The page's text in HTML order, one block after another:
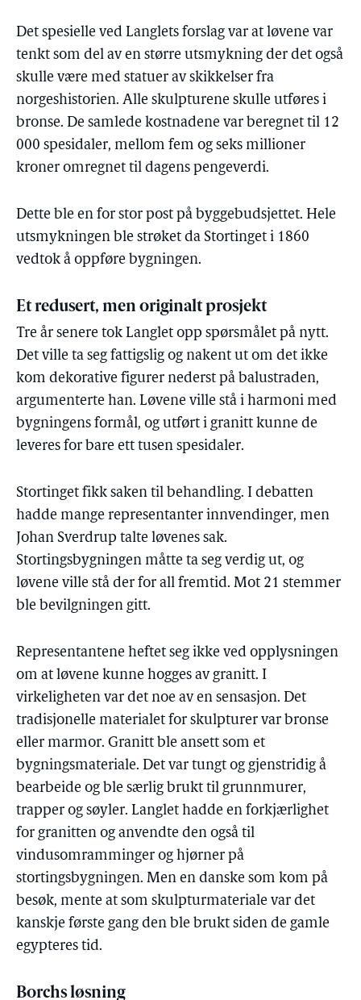
Det spesielle ved Langlets forslag var at løvene var
tenkt som del av en større utsmykning der det også
skulle være med statuer av skikkelser fra
norgeshistorien. Alle skulpturene skulle utføres i
bronse. De samlede kostnadene var beregnet til 12
000 spesidaler, mellom fem og seks millioner
kroner omregnet til dagens pengeverdi.
Dette ble en for stor post på byggebudsjettet. Hele
utsmykningen ble strøket da Stortinget i 1860
vedtok å oppføre bygningen.
Et redusert, men originalt prosjekt
Tre år senere tok Langlet opp spørsmålet på nytt.
Det ville ta seg fattigslig og nakent ut om det ikke
kom dekorative figurer nederst på balustraden,
argumenterte han. Løvene ville stå i harmoni med
bygningens formål, og utført i granitt kunne de
leveres for bare ett tusen spesidaler.
Stortinget fikk saken til behandling. I debatten
hadde mange representanter innvendinger, men
Johan Sverdrup talte løvenes sak.
Stortingsbygningen måtte ta seg verdig ut, og
løvene ville stå der for all fremtid. Mot 21 stemmer
ble bevilgningen gitt.
Representantene heftet seg ikke ved opplysningen
om at løvene kunne hogges av granitt. I
virkeligheten var det noe av en sensasjon. Det
tradisjonelle materialet for skulpturer var bronse
eller marmor. Granitt ble ansett som et
bygningsmateriale. Det var tungt og gjenstridig å
bearbeide og ble særlig brukt til grunnmurer,
trapper og søyler. Langlet hadde en forkjærlighet
for granitten og anvendte den også til
vindusomramminger og hjørner på
stortingsbygningen. Men en danske som kom på
besøk, mente at som skulpturmateriale var det
kanskje første gang den ble brukt siden de gamle
egypteres tid.
Borchs løsning